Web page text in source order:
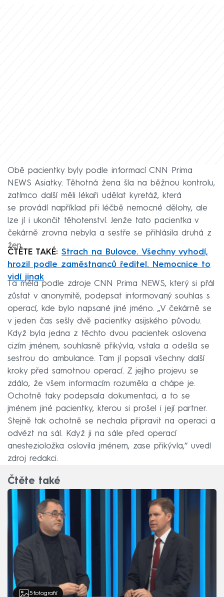
Obě pacientky byly podle informací CNN Prima
NEWS Asiatky. Těhotná žena šla na běžnou kontrolu,
zatímco další měli lékaři udělat kyretáž, která
se provádí například při léčbě nemocné dělohy, ale
lze jí i ukončit těhotenství. Jenže tato pacientka v
čekárně zrovna nebyla a sestře se přihlásila druhá z
žen.
ČTĚTE TAKÉ: Strach na Bulovce. Všechny vyhodí,
hrozil podle zaměstnanců ředitel. Nemocnice to
vidí jinak
Ta měla podle zdroje CNN Prima NEWS, který si přál
zůstat v anonymitě, podepsat informovaný souhlas s
operací, kde bylo napsané jiné jméno. „V čekárně se
v jeden čas sešly dvě pacientky asijského původu.
Když byla jedna z těchto dvou pacientek oslovena
cizím jménem, souhlasně přikývla, vstala a odešla se
sestrou do ambulance. Tam jí popsali všechny další
kroky před samotnou operací. Z jejího projevu se
zdálo, že všem informacím rozuměla a chápe je.
Ochotně taky podepsala dokumentaci, a to se
jménem jiné pacientky, kterou si prošel i její partner.
Stejně tak ochotně se nechala připravit na operaci a
odvézt na sál. Když ji na sále před operací
anestezioložka oslovila jménem, zase přikývla,“ uvedl
zdroj redakci.
Čtěte také
5 fotografií